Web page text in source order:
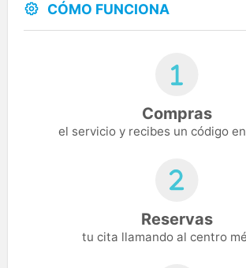
CÓMO FUNCIONA
Compras
el servicio y recibes un código
Reservas
tu cita llamando al centro